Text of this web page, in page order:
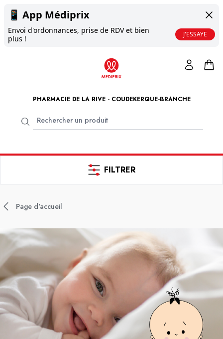
📱 App Médiprix
Envoi d'ordonnances, prise de RDV et bien
plus !
J'ESSAYE
PHARMACIE DE LA RIVE - COUDEKERQUE-BRANCHE
FILTRER
Page d'accueil